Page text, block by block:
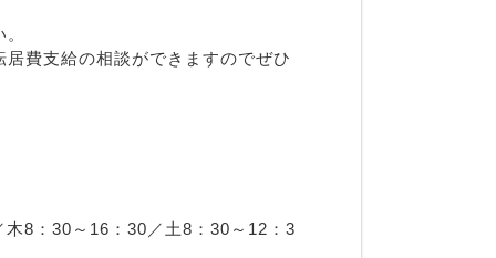
費支給の相談ができますのでぜひ
木8：30～16：30／土8：30～12：3